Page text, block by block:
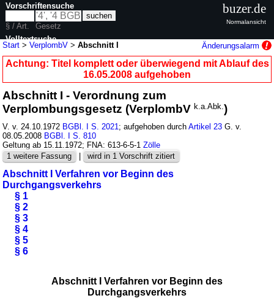
Start >VerplombV >Abschnitt I Änderungsalarm
Achtung: Titel komplett oder überwiegend mit Ablauf des
16.05.2008 aufgehoben
Abschnitt I - Verordnung zum
Verplombungsgesetz (VerplombVk.a.Abk.)
V. v. 24.10.1972 BGBl. I S. 2021 ; aufgehoben durchArtikel 23 G. v.
08.05.2008 BGBl. I S. 810
Geltung ab 15.11.1972; FNA: 613-6-5-1Zölle
1 weitere Fassung
| wird in 1 Vorschrift zitiert
Abschnitt I Verfahren vor Beginn des
Durchgangsverkehrs
§ 1
§ 2
§ 3
§ 4
§ 5
§ 6
Abschnitt I Verfahren vor Beginn des
Durchgangsverkehrs
Vorschriftensuche
§ / Art.
Gesetz
Volltextsuche
nur in VerplombV
buzer.de
Normalansicht